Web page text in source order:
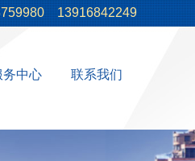
13916842249
务中心 联系我们